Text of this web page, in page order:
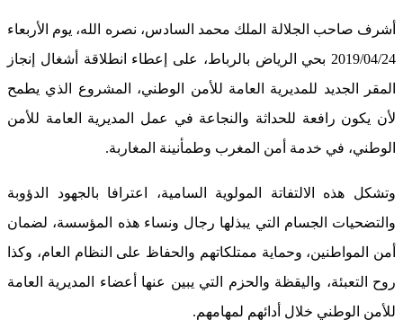
أشرف صاحب الجلالة الملك محمد السادس، نصره الله، يوم الأربعاء
2019/04/24 بحي الرياض بالرباط، على إعطاء انطلاقة أشغال إنجاز
المقر الجديد للمديرية العامة للأمن الوطني، المشروع الذي يطمح
لأن يكون رافعة للحداثة والنجاعة في عمل المديرية العامة للأمن
الوطني، في خدمة أمن المغرب وطمأنينة المغاربة.
وتشكل هذه الالتفاتة المولوية السامية، اعترافا بالجهود الدؤوبة
والتضحيات الجسام التي يبذلها رجال ونساء هذه المؤسسة، لضمان
أمن المواطنين، وحماية ممتلكاتهم والحفاظ على النظام العام، وكذا
روح التعبئة، واليقظة والحزم التي يبين عنها أعضاء المديرية العامة
للأمن الوطني خلال أدائهم لمهامهم.